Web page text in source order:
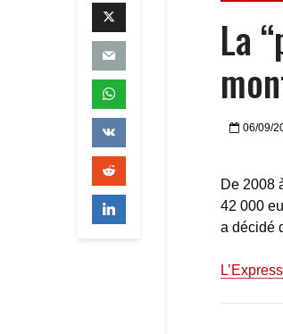
La
06/09/
De 2008
42 000
a décidé